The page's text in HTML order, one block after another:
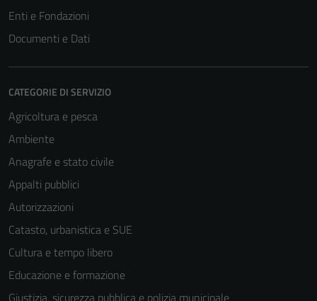
Enti e Fondazioni
Documenti e Dati
CATEGORIE DI SERVIZIO
Agricoltura e pesca
Ambiente
Anagrafe e stato civile
Appalti pubblici
Autorizzazioni
Catasto, urbanistica e SUE
Cultura e tempo libero
Educazione e formazione
Giustizia, sicurezza pubblica e polizia municipale